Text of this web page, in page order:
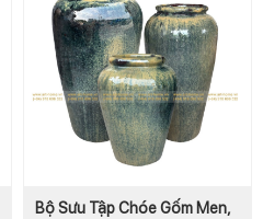
Bộ Sưu Tập Chóe Gốm Men,